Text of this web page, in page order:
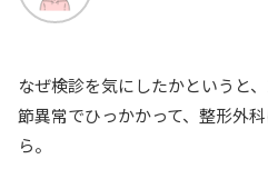
なぜ検診を気にしたかというと
節異常でひっかかって、整形外
ら。